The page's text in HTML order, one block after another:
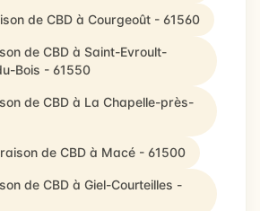
de CBD à Courgeoût - 61560
de CBD à Saint-Evroult-
Bois - 61550
de CBD à La Chapelle-près-
de CBD à Macé - 61500
de CBD à Giel-Courteilles -